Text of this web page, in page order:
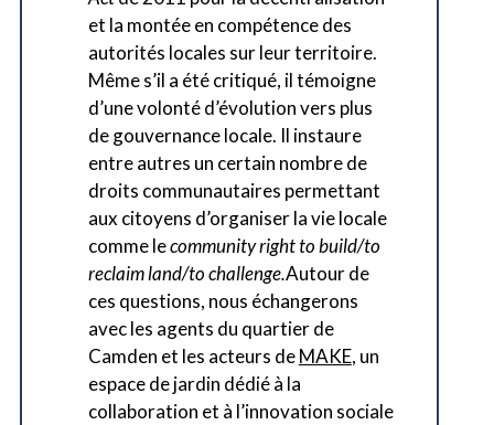
et la montée en compétence des
autorités locales sur leur territoire.
Même s’il a été critiqué, il témoigne
d’une volonté d’évolution vers plus
de gouvernance locale. Il instaure
entre autres un certain nombre de
droits communautaires permettant
aux citoyens d’organiser la vie locale
comme lecommunity right to build/to
reclaim land/to challenge.Autour de
ces questions, nous échangerons
avec les agents du quartier de
Camden et les acteurs deMAKE, un
espace de jardin dédié à la
collaboration et à l’innovation sociale